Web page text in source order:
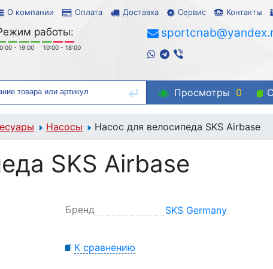
О компании Оплата Доставка Сервис Контакты
работы:
- 19:00 10:00 - 18:00
Просмотры 0
Насосы Насос для велосипеда SKS Airbase
SKS Airbase
Бренд SKS Germany
К сравнению